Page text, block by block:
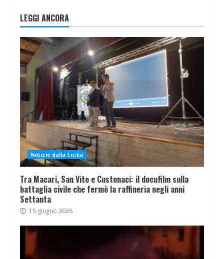
LEGGI ANCORA
Notizie dalla Sicilia
Tra Macari, San Vito e Custonaci: il docufilm sulla
battaglia civile che fermò la raffineria negli anni
Settanta
15 giugno 2026